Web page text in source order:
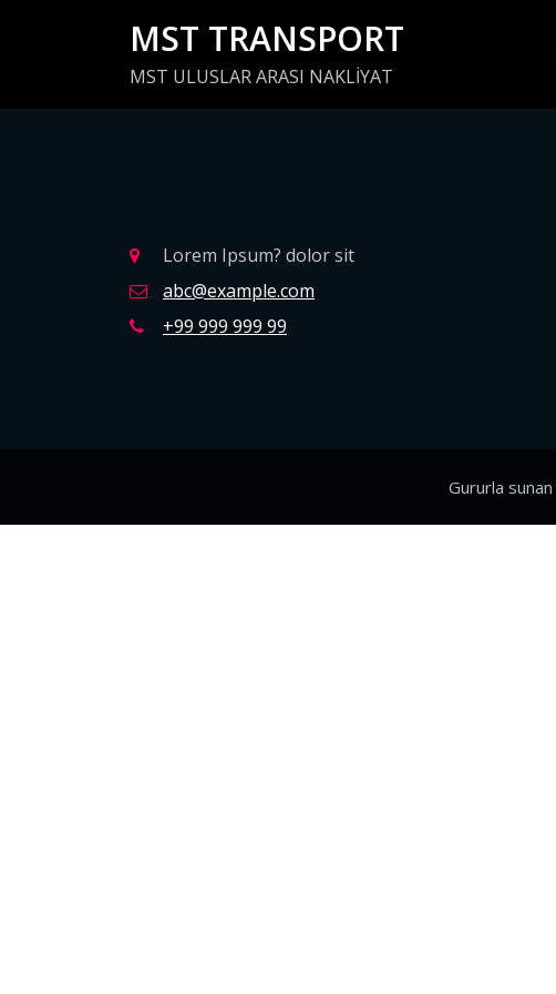
MST TRANSPORT
MST ULUSLAR ARASI NAKLİYAT
Lorem Ipsum? dolor sit
abc@example.com
+99 999 999 99
Gururla sunan